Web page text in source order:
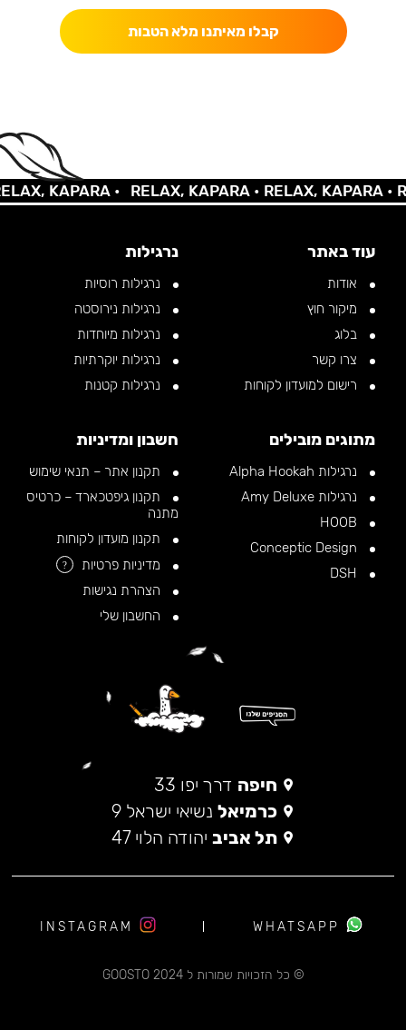
קבלו מאיתנו מלא הטבות
KAPARA • RELAX, KAPARA •RELAX, KAPARA •
עוד באתר
אודות
מיקור חוץ
בלוג
צרו קשר
רישום למועדון לקוחות
נרגילות
נרגילות רוסיות
נרגילות נירוסטה
נרגילות מיוחדות
נרגילות יוקרתיות
נרגילות קטנות
מתוגים מובילים
נרגילות Alpha Hookah
נרגילות Amy Deluxe
חשבון ומדיניות
תקנון אתר – תנאי שימוש
תקנון גיפטכארד – כרטיס
מתנה
תקנון מועדון לקוחות
מדיניות פרטיות
?
הצהרת נגישות
החשבון שלי
חיפה דרך יפו 33
כרמיאל נשיאי ישראל 9
תל אביב יהודה הלוי 47
© כל הזכויות שמורות ל 2024 GOOSTO
WHATSAPP
INSTAGRAM